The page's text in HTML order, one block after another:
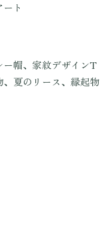
ト
帽、家紋デザインT
夏のリース、縁起物